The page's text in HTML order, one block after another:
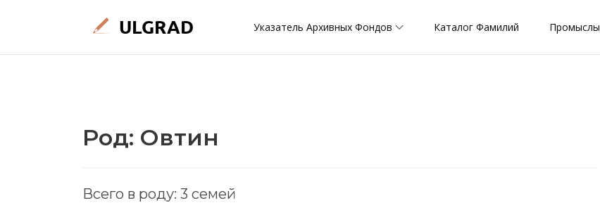
Указатель Архивных Фондов Каталог Фамилий Промыслы
Род: Овтин
Всего в роду: 3 семей